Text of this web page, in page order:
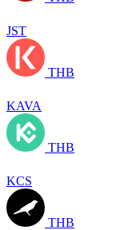
JST
THB
KAVA
THB
KCS
THB